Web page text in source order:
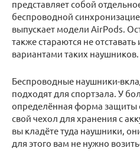
представляет собой
беспроводной
выпускает модели AirPods.
также стараются не
вариантами таких наушников.
Беспроводные наушники-
подходят для спортзала. У
определённая форма защиты
свой чехол для хранения с
вы кладёте туда наушники,
для этого вам не нужно